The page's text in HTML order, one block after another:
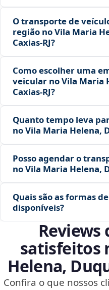
O transporte de
região no Vila Maria
Caxias‑RJ?
Como escolher uma
veicular no Vila Maria
Caxias‑RJ?
Quanto tempo leva
no Vila Maria Helena,
Posso agendar o
no Vila Maria Helena,
Quais são as formas
disponíveis?
Reviews
satisfeitos
Helena,
Confira o que nossos